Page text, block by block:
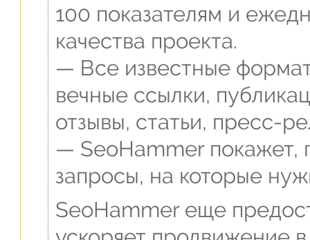
100 показателям и
качества проекта.
— Все известные
вечные ссылки,
отзывы, статьи, пресс-
— SeoHammer покажет,
запросы, на которые
SeoHammer еще